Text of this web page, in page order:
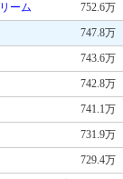
ーム
752.6万
747.8万
743.6万
742.8万
741.1万
731.9万
729.4万